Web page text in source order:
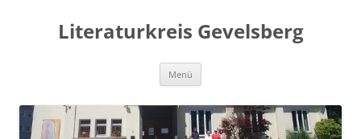
springenLiteraturkreis Gevelsberg
Menü